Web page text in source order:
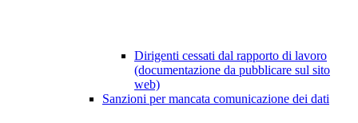
Dirigenti cessati dal rapporto di lavoro
(documentazione da pubblicare sul sito
web)
Sanzioni per mancata comunicazione dei dati